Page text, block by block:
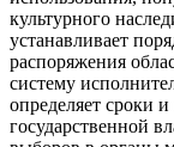
культурного
устанавливает
распоряжения
систему
определяет сроки
государственной